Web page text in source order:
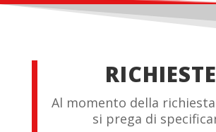
RICHIESTE
Al momento della
si prega di